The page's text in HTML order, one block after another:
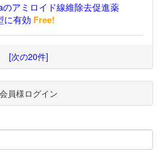
のアミロイド線維除去促進薬
に有効 Free!
[次の20件]
会員様ログイン